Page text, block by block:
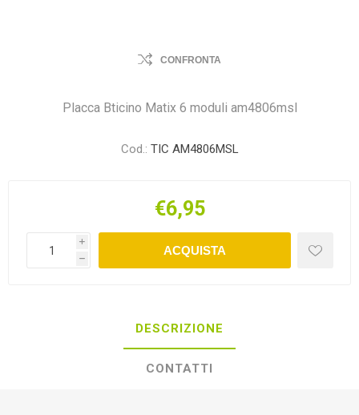
CONFRONTA
Placca Bticino Matix 6 moduli am4806msl
Cod.: TIC AM4806MSL
€6,95
i
h
ACQUISTA
DESCRIZIONE
CONTATTI